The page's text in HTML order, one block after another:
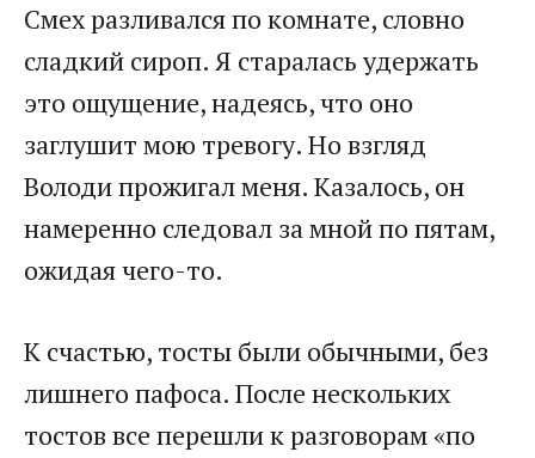
Смех разливался по комнате, словно
сладкий сироп. Я старалась удержать
это ощущение, надеясь, что оно
заглушит мою тревогу. Но взгляд
Володи прожигал меня. Казалось, он
намеренно следовал за мной по пятам,
ожидая чего-то.
К счастью, тосты были обычными, без
лишнего пафоса. После нескольких
тостов все перешли к разговорам «по